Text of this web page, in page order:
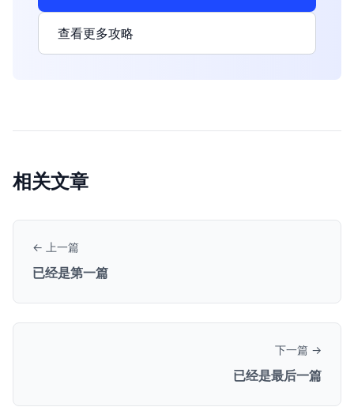
查看更多攻略
相关文章
← 上一篇
已经是第一篇
下一篇 →
已经是最后一篇